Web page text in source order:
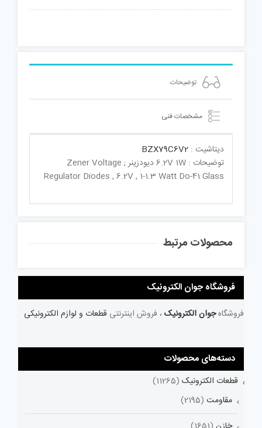
توضیحات
مشخصات فنی
دیتاشیت : BZX79C6V2
توضیحات : 6.2V 1W دیودزینر ; Zener Voltage
Regulator Diodes , 6.2V , 1-1.3 Watt Do-41 Glass
محصولات مرتبط
فروشگاه جوان الکترونیک
فروشگاهجوان الکترونیک ، فروش اینترنتی قطعات و لوازم الکترونیکی
دسته‌های محصولات
قطعات الکترونیک (11265)
مقاومت (2195)